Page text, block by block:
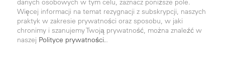
danych osobowych w tym celu, zaznacz poniższe pole.
Więcej informacji na temat rezygnacji z subskrypcji, naszych
praktyk w zakresie prywatności oraz sposobu, w jaki
chronimy i szanujemy Twoją prywatność, można znaleźć w
naszej Polityce prywatności..